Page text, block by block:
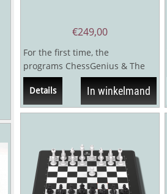
€249,00
For the first time, the
programs ChessGenius & The
King could be combined in
one...
Details In winkelmand